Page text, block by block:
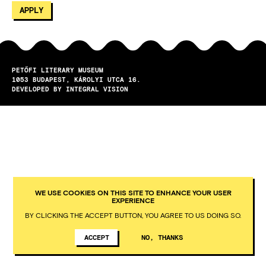
PETŐFI LITERARY MUSEUM
1053
BUDAPEST
KÁROLYI UTCA 16.
DEVELOPED BY INTEGRAL VISION
WE USE COOKIES ON THIS SITE TO ENHANCE YOUR USER
EXPERIENCE
BY CLICKING THE ACCEPT BUTTON, YOU AGREE TO US DOING SO.
ACCEPT NO, THANKS